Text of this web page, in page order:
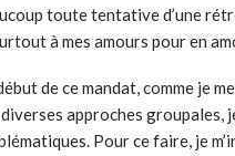
toute tentative d’une
à mes amours pour en
de ce mandat, comme je
approches groupales,
Pour ce faire, je